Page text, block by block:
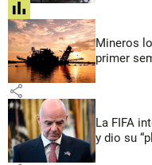
share
Mineros
primer
share
La FIFA
y dio su